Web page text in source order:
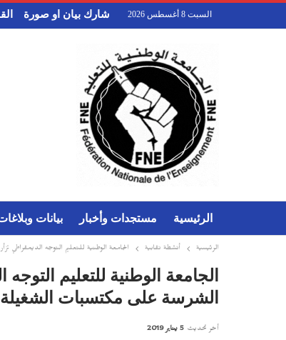
السبت 8 أغسطس 2026 شارك بيان او صورة
الرئيسية مستجدات وأخبار بيانات
الرئيسية أنشطة نقابية الجامعة الوطنية للتعليم التوجه
الجامعة الوطنية للتعليم
الشرسة على مكتسبات الشغيلة
أخر تحديث 5 يناير 2019